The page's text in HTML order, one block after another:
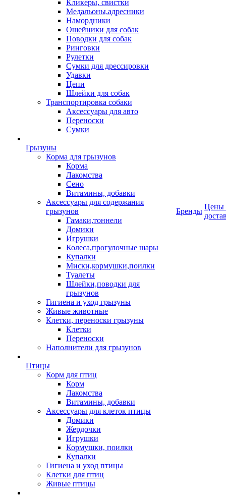
Кликеры, свистки
Медальоны,адресники
Намордники
Ошейники для собак
Поводки для собак
Ринговки
Рулетки
Сумки для дрессировки
Удавки
Цепи
Шлейки для собак
Транспортировка собаки
Аксессуары для авто
Переноски
Сумки
Грызуны
Корма для грызунов
Корма
Лакомства
Сено
Витамины, добавки
Аксессуары для содержания
грызунов
Гамаки,тоннели
Домики
Игрушки
Колеса,прогулочные шары
Купалки
Миски,кормушки,поилки
Туалеты
Шлейки,поводки для
грызунов
Гигиена и уход грызуны
Живые животные
Клетки, переноски грызуны
Клетки
Переноски
Наполнители для грызунов
Птицы
Корм для птиц
Корм
Лакомства
Витамины, добавки
Аксессуары для клеток птицы
Домики
Жердочки
Игрушки
Кормушки, поилки
Купалки
Гигиена и уход птицы
Клетки для птиц
Живые птицы
Бренды
Цены